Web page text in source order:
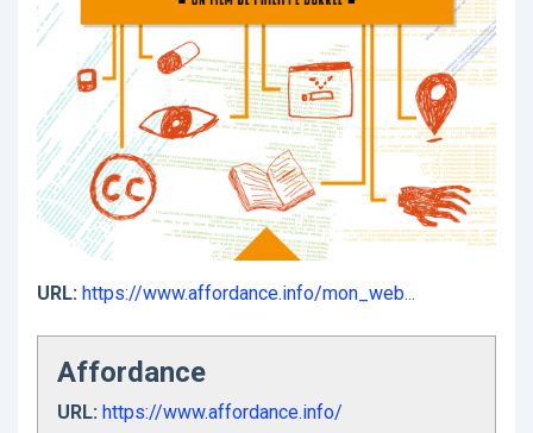
URL: https://www.affordance.info/mon_web...
Affordance
URL: https://www.affordance.info/